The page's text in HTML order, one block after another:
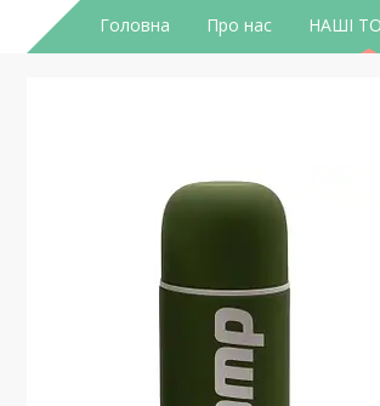
Головна Про нас НАШІ